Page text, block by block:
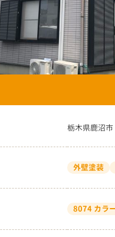
栃木県鹿沼市
外壁塗装
8074 カラ